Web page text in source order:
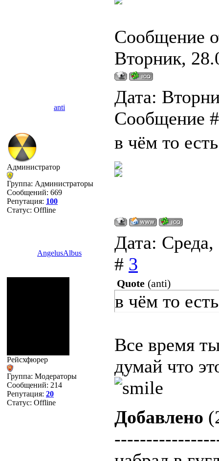
Сообщение
Вторник,
anti
Дата:
Сообщение
Администратор
Группа: Администраторы
Сообщений: 669
Репутация: 100
Статус: Offline
в чём то
AngelusAlbus
Дата:
# 3
Рейсхфюрер
Группа: Модераторы
Сообщений: 214
Репутация: 20
Статус: Offline
Quote (anti)
в чём то
Все время
думай что
Добавлено